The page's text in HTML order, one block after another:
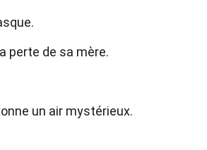
perte de sa mère.
un air mystérieux.